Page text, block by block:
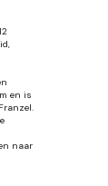
en is
naar